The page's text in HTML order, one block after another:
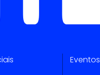
Eventos